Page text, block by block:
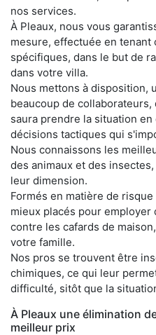
nos services.
À Pleaux, nous vous
mesure, effectuée en tenant
spécifiques, dans le but de
dans votre villa.
Nous mettons à disposition,
beaucoup de
saura prendre la situation
décisions tactiques qui
Nous connaissons les
des animaux et des
leur dimension.
Formés en matière de
mieux placés pour
contre les cafards de
votre famille.
Nos pros se trouvent être
chimiques, ce qui leur
difficulté, sitôt que la
À Pleaux une élimination
meilleur prix